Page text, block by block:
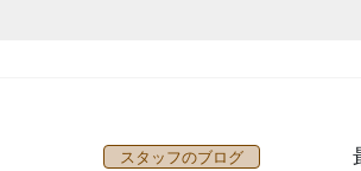
スタッフのブログ